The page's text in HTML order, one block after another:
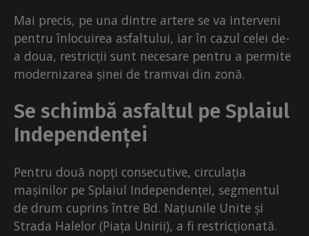
Mai precis, pe una dintre artere se va interveni
pentru înlocuirea asfaltului, iar în cazul celei de-
a doua, restricții sunt necesare pentru a permite
modernizarea șinei de tramvai din zonă.
Se schimbă asfaltul pe Splaiul
Independenței
Pentru două nopți consecutive, circulația
mașinilor pe Splaiul Independenței, segmentul
de drum cuprins între Bd. Națiunile Unite și
Strada Halelor (Piața Unirii), a fi restricționată.